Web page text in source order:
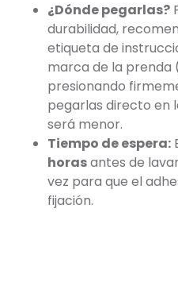
¿Dónde pegarlas?
durabilidad,
etiqueta de
marca de la prenda
presionando
pegarlas directo en
será menor.
Tiempo de espera:
horasantes de
vez para que el
fijación.